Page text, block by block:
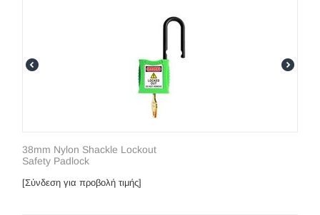
38mm Nylon Shackle Lockout
Safety Padlock
[Σύνδεση για προβολή τιμής]